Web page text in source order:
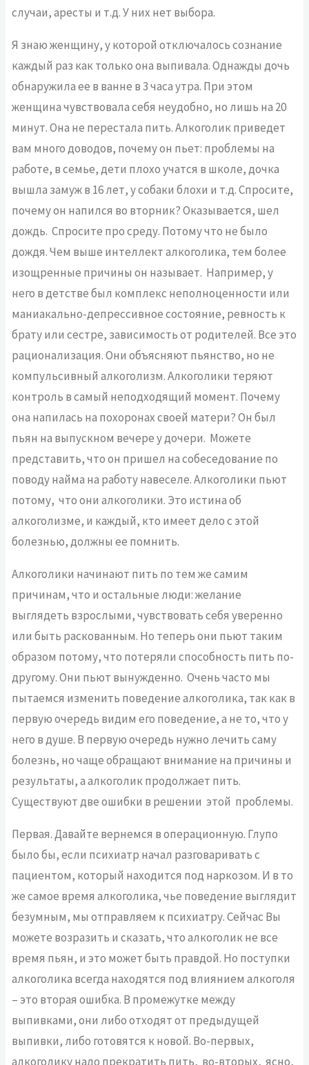
случаи, аресты и т.д. У них нет выбора.
Я знаю женщину, у которой отключалось сознание
каждый раз как только она выпивала. Однажды дочь
обнаружила ее в ванне в 3 часа утра. При этом
женщина чувствовала себя неудобно, но лишь на 20
минут. Она не перестала пить. Алкоголик приведет
вам много доводов, почему он пьет: проблемы на
работе, в семье, дети плохо учатся в школе, дочка
вышла замуж в 16 лет, у собаки блохи и т.д. Спросите,
почему он напился во вторник? Оказывается, шел
дождь. Спросите про среду. Потому что не было
дождя. Чем выше интеллект алкоголика, тем более
изощренные причины он называет. Например, у
него в детстве был комплекс неполноценности или
маниакально-депрессивное состояние, ревность к
брату или сестре, зависимость от родителей. Все это
рационализация. Они объясняют пьянство, но не
компульсивный алкоголизм. Алкоголики теряют
контроль в самый неподходящий момент. Почему
она напилась на похоронах своей матери? Он был
пьян на выпускном вечере у дочери. Можете
представить, что он пришел на собеседование по
поводу найма на работу навеселе. Алкоголики пьют
потому, что они алкоголики. Это истина об
алкоголизме, и каждый, кто имеет дело с этой
болезнью, должны ее помнить.
Алкоголики начинают пить по тем же самим
причинам, что и остальные люди: желание
выглядеть взрослыми, чувствовать себя уверенно
или быть раскованным. Но теперь они пьют таким
образом потому, что потеряли способность пить по-
другому. Они пьют вынужденно. Очень часто мы
пытаемся изменить поведение алкоголика, так как в
первую очередь видим его поведение, а не то, что у
него в душе. В первую очередь нужно лечить саму
болезнь, но чаще обращают внимание на причины и
результаты, а алкоголик продолжает пить.
Существуют две ошибки в решении этой проблемы.
Первая. Давайте вернемся в операционную. Глупо
было бы, если психиатр начал разговаривать с
пациентом, который находится под наркозом. И в то
же самое время алкоголика, чье поведение выглядит
безумным, мы отправляем к психиатру. Сейчас Вы
можете возразить и сказать, что алкоголик не все
время пьян, и это может быть правдой. Но поступки
алкоголика всегда находятся под влиянием алкоголя
– это вторая ошибка. В промежутке между
выпивками, они либо отходят от предыдущей
выпивки, либо готовятся к новой. Во-первых,
алкоголику надо прекратить пить, во-вторых, ясно,